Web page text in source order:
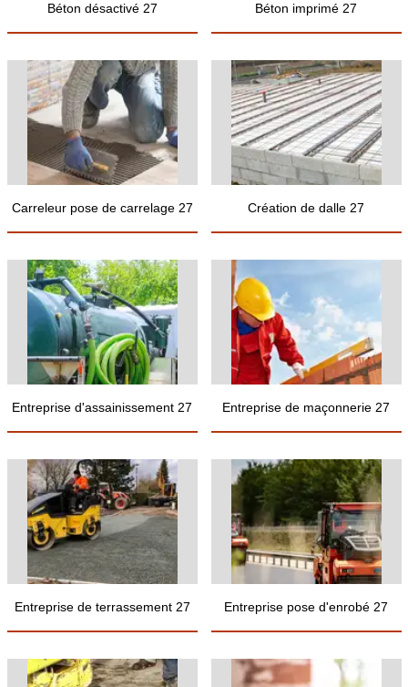
Béton désactivé 27 Béton imprimé 27
Carreleur pose de carrelage 27 Création de dalle 27
Entreprise d'assainissement 27 Entreprise de maçonnerie 27
Entreprise de terrassement 27 Entreprise pose d'enrobé 27